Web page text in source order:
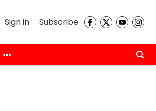
Sign in Subscribe